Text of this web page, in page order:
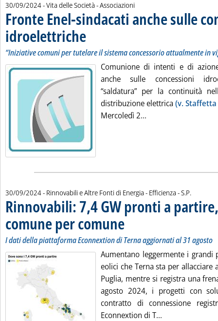
30/09/2024- Vita delle Società - Associazioni
Fronte Enel-sindacati anche sulle
idroelettriche
“Iniziative comuni per tutelare il sistema concessorio attualmente in
Comunione di intenti e di
anche sulle concessioni
“saldatura” per la continuità
distribuzione elettrica(v.
Mercoledì 2...
30/09/2024- Rinnovabili e Altre Fonti di Energia - Efficienza -di:
S.P.
Rinnovabili: 7,4 GW pronti a
comune per comune. Sottotitolo: I dati della piattaforma
. Pubblicata lunedì 30 settembre 2024
I dati della piattaforma Econnextion di Terna aggiornati al 31 agosto
Aumentano leggermente i grandi
eolici che Terna sta per
Puglia, mentre si registra una
agosto 2024, i progetti con
contratto di connessione
Econnextion di T...